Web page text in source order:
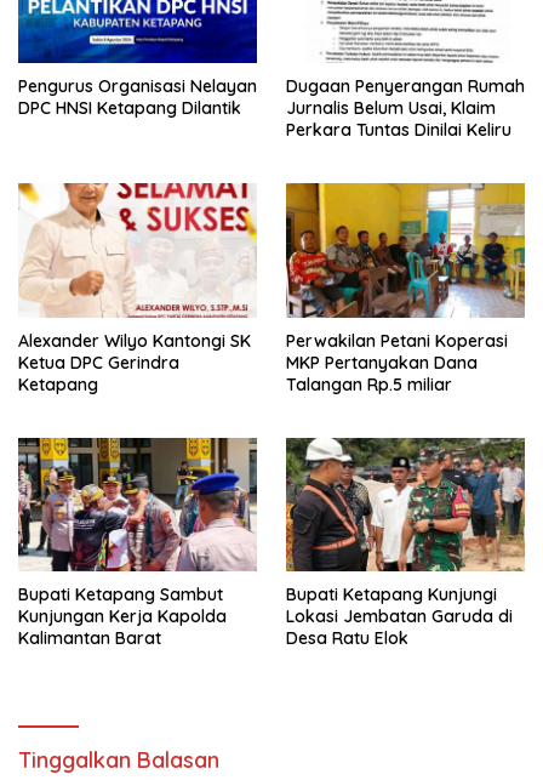
Pengurus Organisasi Nelayan
DPC HNSI Ketapang Dilantik
Dugaan Penyerangan Rumah
Jurnalis Belum Usai, Klaim
Perkara Tuntas Dinilai Keliru
Alexander Wilyo Kantongi SK
Ketua DPC Gerindra
Ketapang
Perwakilan Petani Koperasi
MKP Pertanyakan Dana
Talangan Rp.5 miliar
Bupati Ketapang Sambut
Kunjungan Kerja Kapolda
Kalimantan Barat
Bupati Ketapang Kunjungi
Lokasi Jembatan Garuda di
Desa Ratu Elok
Tinggalkan Balasan